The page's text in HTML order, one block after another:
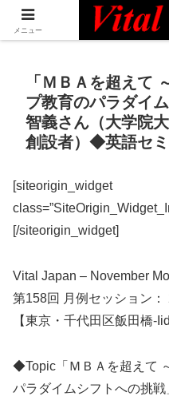
日本最大級の英語コミュニ
「ＭＢＡを超えて
プ教育のパラダイ
智義さん（大学院
創設者）◆英語セ
[siteorigin_widget
[/siteorigin_widget]
Vital Japan – November
第158回 月例セッション
【東京・千代田区飯田橋-
◆Topic「ＭＢＡを超えて
パラダイムシフトへの挑戦
メニュー